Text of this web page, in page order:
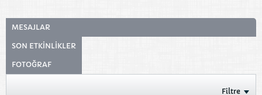
MESAJLAR
SON ETKINLIKLER
FOTOĞRAF
Filtre